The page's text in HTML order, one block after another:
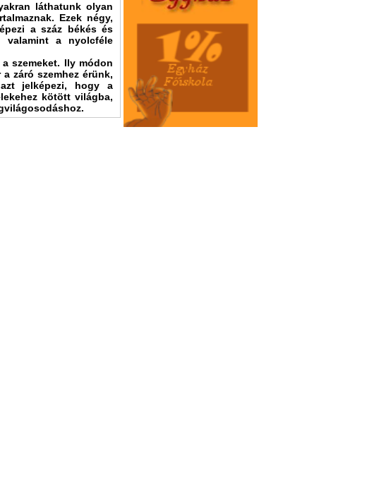
láthatunk olyan
Ezek négy,
a száz békés és
valamint a nyolcféle
szemeket. Ily módon
záró szemhez érünk,
jelképezi, hogy a
kötött világba,